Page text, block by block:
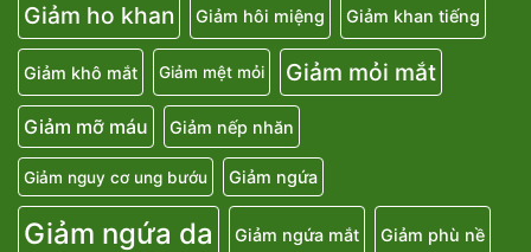
Giảm ho khan Giảm hôi miệng Giảm khan tiếng
Giảm khô mắt Giảm mệt mỏi Giảm mỏi mắt
Giảm mỡ máu Giảm nếp nhăn
Giảm nguy cơ ung bướu Giảm ngứa
Giảm ngứa da Giảm ngứa mắt Giảm phù nề